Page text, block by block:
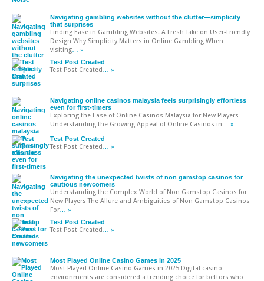
Navigating gambling websites without the clutter—simplicity
that surprises
Finding Ease in Gambling Websites: A Fresh Take on User-Friendly
Design Why Simplicity Matters in Online Gambling When
visiting… »
Test Post Created
Test Post Created … »
Navigating online casinos malaysia feels surprisingly effortless
even for first-timers
Exploring the Ease of Online Casinos Malaysia for New Players
Understanding the Growing Appeal of Online Casinos in… »
Test Post Created
Test Post Created … »
Navigating the unexpected twists of non gamstop casinos for
cautious newcomers
Understanding the Complex World of Non Gamstop Casinos for
New Players The Allure and Ambiguities of Non Gamstop Casinos
For… »
Test Post Created
Test Post Created … »
Most Played Online Casino Games in 2025
Most Played Online Casino Games in 2025 Digital casino
environments are considered a trending choice for bettors who